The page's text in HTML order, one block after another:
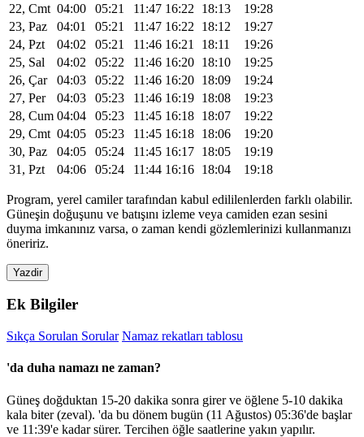
22, Cmt 04:00 05:21 11:47 16:22 18:13
19:28
23, Paz
04:01 05:21 11:47 16:22 18:12
19:27
24, Pzt
04:02 05:21 11:46 16:21 18:11
19:26
25, Sal
04:02 05:22 11:46 16:20 18:10
19:25
26, Çar
04:03 05:22 11:46 16:20 18:09
19:24
27, Per
04:03 05:23 11:46 16:19 18:08
19:23
28, Cum 04:04 05:23 11:45 16:18 18:07
19:22
29, Cmt 04:05 05:23 11:45 16:18 18:06
19:20
30, Paz
04:05 05:24 11:45 16:17 18:05
19:19
31, Pzt
04:06 05:24 11:44 16:16 18:04 19:18
Program, yerel camiler tarafından kabul edililenlerden farklı olabilir.
Güneşin doğuşunu ve batışını izleme veya camiden ezan sesini
duyma imkanınız varsa, o zaman kendi gözlemlerinizi kullanmanızı
öneririz.
Yazdir
Ek Bilgiler
Sıkça Sorulan Sorular Namaz rekatları tablosu
'da duha namazı ne zaman?
Güneş doğduktan 15-20 dakika sonra girer ve öğlene 5-10 dakika
kala biter (zeval). 'da bu dönem bugün (11 Ağustos) 05:36'de başlar
ve 11:39'e kadar sürer. Tercihen öğle saatlerine yakın yapılır.